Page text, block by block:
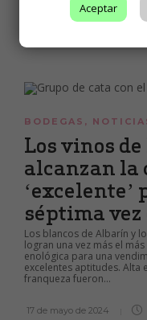
25 de mayo de 2024
BODEGAS ,
Los vinos
alcanzan la
‘excelente’
séptima
Los blancos de Albarín y
logran una vez más el
enológica para una
excelentes aptitudes. Alta
franqueza fueron...
17 de mayo de 2024
Aceptar